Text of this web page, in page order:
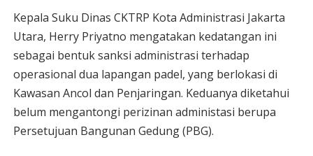
Kepala Suku Dinas CKTRP Kota Administrasi Jakarta
Utara, Herry Priyatno mengatakan kedatangan ini
sebagai bentuk sanksi administrasi terhadap
operasional dua lapangan padel, yang berlokasi di
Kawasan Ancol dan Penjaringan. Keduanya diketahui
belum mengantongi perizinan administasi berupa
Persetujuan Bangunan Gedung (PBG).